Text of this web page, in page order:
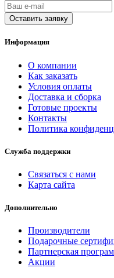
Оставить заявку
Информация
O компании
Как заказать
Условия оплаты
Доставка и сборка
Готовые проекты
Контакты
Политика
Служба поддержки
Связаться с нами
Карта сайта
Дополнительно
Производители
Подарочные
Партнерская
Акции